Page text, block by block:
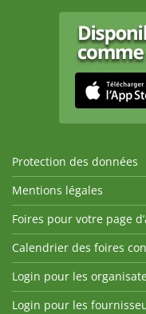
Protection des données
Mentions légales
Foires pour votre page
Calendrier des foires
Login pour les
Login pour les